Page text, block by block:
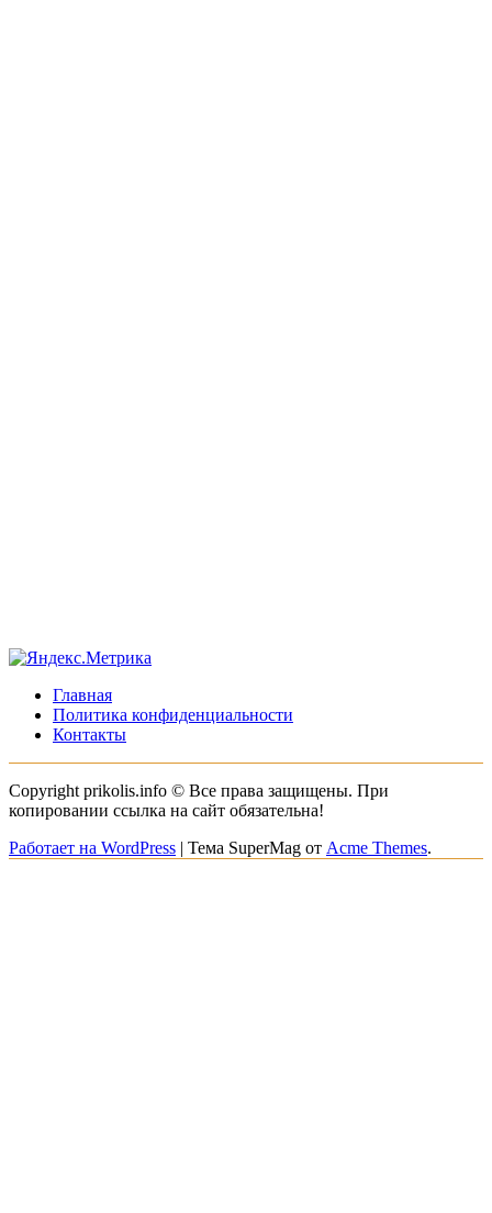
Главная
Политика конфиденциальности
Контакты
Copyright prikolis.info © Все права защищены. При
копировании ссылка на сайт обязательна!
Работает на WordPress | Тема SuperMag от Acme Themes.